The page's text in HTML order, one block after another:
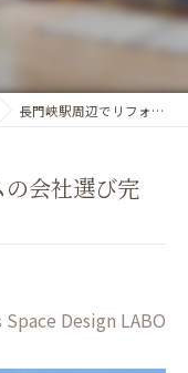
長門峡駅周辺でリフォームの会社選び完全ガイド
会社選び完
Design LABO